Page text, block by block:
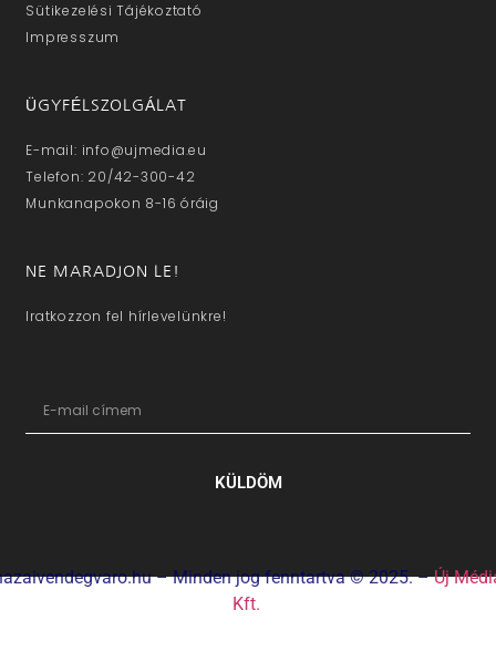
Sütikezelési Tájékoztató
Impresszum
ÜGYFÉLSZOLGÁLAT
E-mail: info@ujmedia.eu
Telefon: 20/42-300-42
Munkanapokon 8-16 óráig
NE MARADJON LE!
Iratkozzon fel hírlevelünkre!
KÜLDÖM
– Minden jog fenntartva © 2025. –Új
Kft.